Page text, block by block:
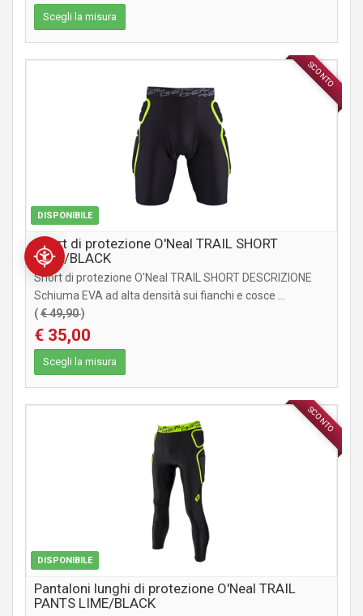
Scegli la misura
SCONTO
DISPONIBILE
ABBIGLIAMENTO
Short di protezione O'Neal TRAIL SHORT
LIME/BLACK
Short di protezione O'Neal TRAIL SHORT DESCRIZIONE
Schiuma EVA ad alta densità sui fianchi e cosce ...
(€ 49,90)
€ 35,00
Scegli la misura
SCONTO
DISPONIBILE
ABBIGLIAMENTO
Pantaloni lunghi di protezione O'Neal TRAIL
PANTS LIME/BLACK